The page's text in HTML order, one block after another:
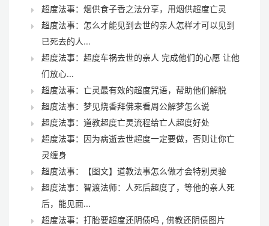
超度法事：烟供食子香之法分享，用烟供超度亡灵
超度法事：怎么才能见到去世的亲人怎样才可以见到
已死去的人...
超度法事：超度车祸去世的亲人 完成他们的心愿 让他
们放心...
超度法事：亡灵最有效的超度咒语，帮助他们解脱
超度法事：梦见烧香拜佛来看周公解梦怎么说
超度法事：道教超度亡灵流程给亡人超度好处
超度法事：因为病逝去世超度一定要做，否则让你亡
灵缠身
超度法事：【图文】道教法事怎么做才会特别灵验
超度法事：智渡法师：人死后超度了，等他的亲人死
后，能见面...
超度法事：打胎要超度还阴债吗 , 佛教还阴债图片